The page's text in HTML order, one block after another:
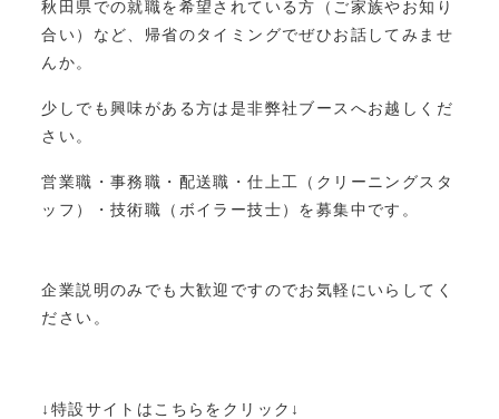
秋田県での就職を希望されている方（ご家族やお知り
合い）など、帰省のタイミングでぜひお話してみませ
んか。
少しでも興味がある方は是非弊社ブースへお越しくだ
さい。
営業職・事務職・配送職・仕上工（クリーニングスタ
ッフ）・技術職（ボイラー技士）を募集中です。
企業説明のみでも大歓迎ですのでお気軽にいらしてく
ださい。
↓特設サイトはこちらをクリック↓